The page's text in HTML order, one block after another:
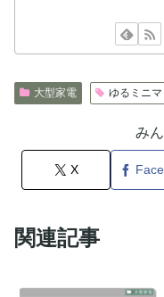
大型家電 ゆるミニマ
み
X
関連記事